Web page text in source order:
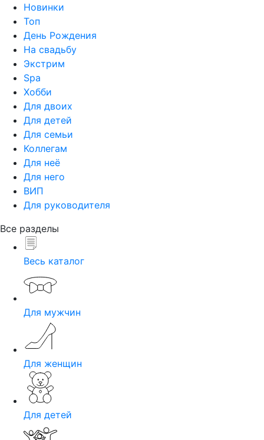
Новинки
Топ
День Рождения
На свадьбу
Экстрим
Spa
Хобби
Для двоих
Для детей
Для семьи
Коллегам
Для неё
Для него
ВИП
Для руководителя
Все разделы
Весь каталог
Для мужчин
Для женщин
Для детей